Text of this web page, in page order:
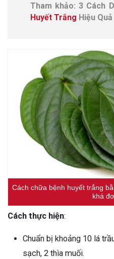
Tham khảo: 3 Cách
Huyết Trắng Hiệu
Cách chữa bệnh huyết trắng
khá
Cách thực hiện:
Chuẩn bị khoảng 10 lá
sạch, 2 thìa muối.